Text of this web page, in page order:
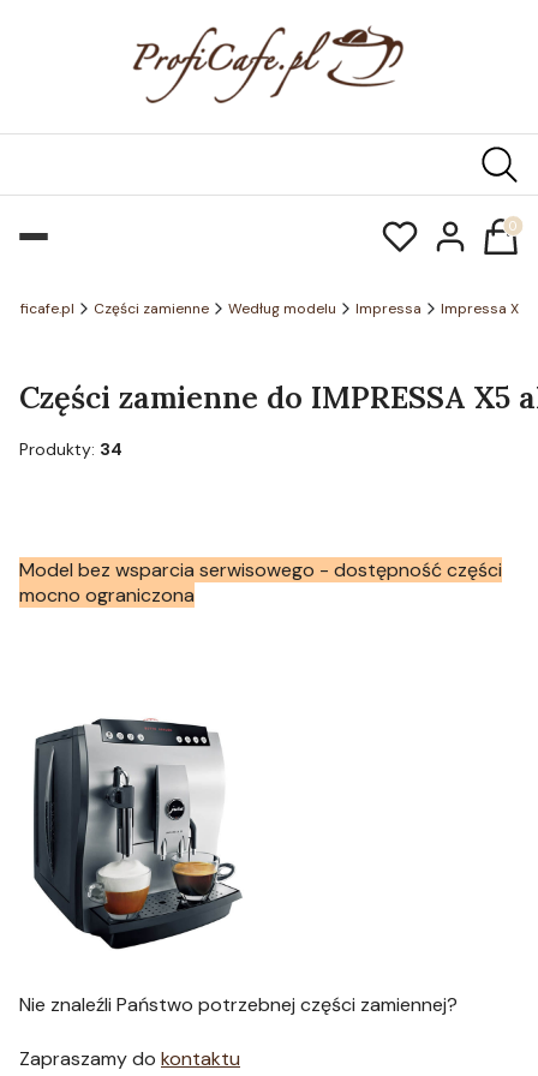
Części zamienne Według modelu Impressa Impressa X
Części zamienne do IMPRESSA X5
Produkty: 34
Model bez wsparcia serwisowego - dostępność części
mocno ograniczona
Nie znaleźli Państwo potrzebnej części zamiennej?
Zapraszamy do kontaktu